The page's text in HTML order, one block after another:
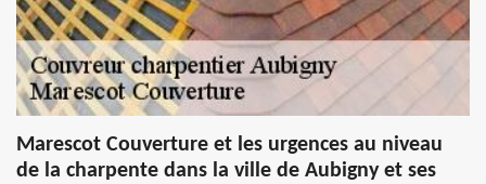
Marescot Couverture et les urgences au niveau
de la charpente dans la ville de Aubigny et ses